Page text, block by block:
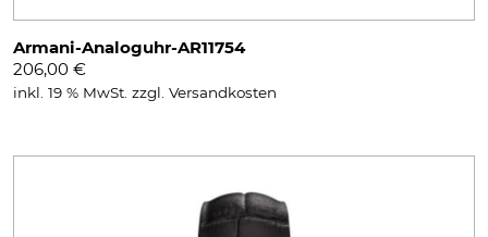
Armani-Analoguhr-AR11754
206,00 €
inkl. 19 % MwSt. zzgl. Versandkosten